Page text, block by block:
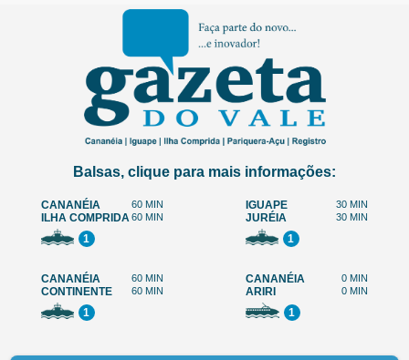
Balsas, clique para mais informações:
CANANÉIA 60 MIN
ILHA COMPRIDA60 MIN
1
IGUAPE 30 MIN
JURÉIA 30 MIN
1
CANANÉIA 60 MIN
CONTINENTE 60 MIN
1
CANANÉIA 0 MIN
ARIRI 0 MIN
1